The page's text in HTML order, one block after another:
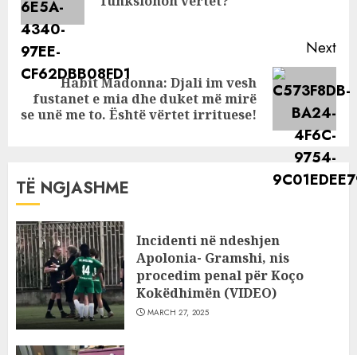
Next
Next
post:
Habit Madonna: Djali im vesh
fustanet e mia dhe duket më mirë
se unë me to. Është vërtet irrituese!
TË NGJASHME
Incidenti në ndeshjen
Apolonia- Gramshi, nis
procedim penal për Koço
Kokëdhimën (VIDEO)
MARCH 27, 2025